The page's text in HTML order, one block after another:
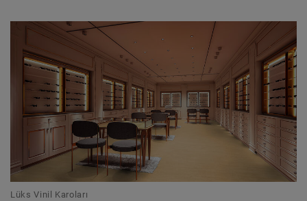
Lüks Vinil Karoları